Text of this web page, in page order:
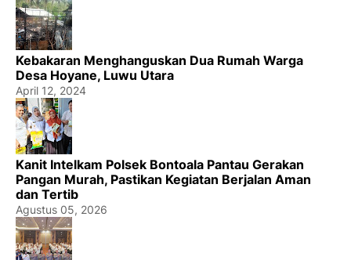
Kebakaran Menghanguskan Dua Rumah Warga
Desa Hoyane, Luwu Utara
April 12, 2024
Kanit Intelkam Polsek Bontoala Pantau Gerakan
Pangan Murah, Pastikan Kegiatan Berjalan Aman
dan Tertib
Agustus 05, 2026